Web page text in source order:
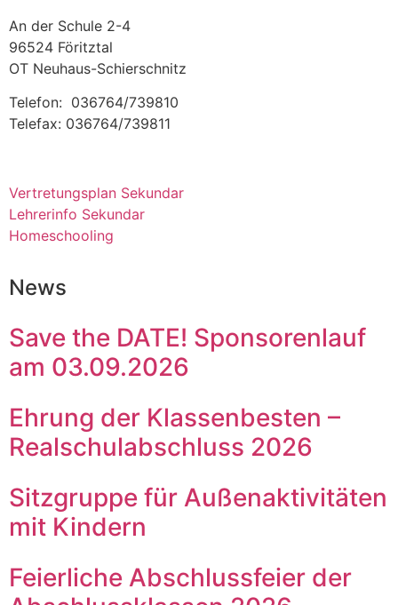
An der Schule 2-4
96524 Föritztal
OT Neuhaus-Schierschnitz
Telefon: 036764/739810
Telefax: 036764/739811
Vertretungsplan Sekundar
Lehrerinfo Sekundar
Homeschooling
News
Save the DATE! Sponsorenlauf
am 03.09.2026
Ehrung der Klassenbesten –
Realschulabschluss 2026
Sitzgruppe für Außenaktivitäten
mit Kindern
Feierliche Abschlussfeier der